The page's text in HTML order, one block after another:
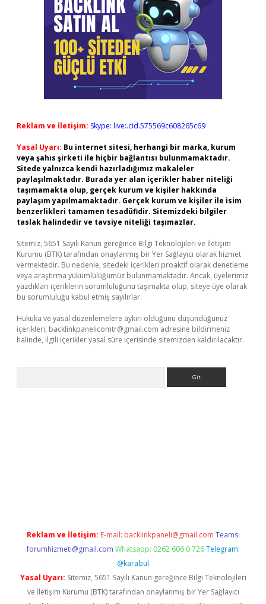
Reklam ve İletişim: Skype: live:.cid.575569c608265c69
Yasal Uyarı: Bu internet sitesi, herhangi bir marka, kurum
veya şahıs şirketi ile hiçbir bağlantısı bulunmamaktadır.
Sitede yalnızca kendi hazırladığımız makaleler
paylaşılmaktadır. Burada yer alan içerikler haber niteliği
taşımamakta olup, gerçek kurum ve kişiler hakkında
paylaşım yapılmamaktadır. Gerçek kurum ve kişiler ile isim
benzerlikleri tamamen tesadüfidir. Sitemizdeki bilgiler
taslak halindedir ve tavsiye niteliği taşımazlar.
Sitemiz, 5651 Sayılı Kanun gereğince Bilgi Teknolojileri ve İletişim
Kurumu (BTK) tarafından onaylanmış bir Yer Sağlayıcı olarak hizmet
vermektedir. Bu nedenle, sitedeki içerikleri proaktif olarak denetleme
veya araştırma yükümlülüğümüz bulunmamaktadır. Ancak, üyelerimiz
yazdıkları içeriklerin sorumluluğunu taşımakta olup, siteye üye olarak
bu sorumluluğu kabul etmiş sayılırlar.
Hukuka ve yasal düzenlemelere aykırı olduğunu düşündüğünüz
içerikleri, backlinkpanelicomtr@gmail.com adresine bildirmeniz
halinde, ilgili içerikler yasal süre içerisinde sitemizden kaldırılacaktır.
Reklam ve İletişim: E-mail: backlinkpaneli@gmail.com Teams:
forumhizmeti@gmail.com Whatsapp: 0262 606 0 726 Telegram:
@karabul
Yasal Uyarı: Sitemiz, 5651 Sayılı Kanun gereğince Bilgi Teknolojileri
ve İletişim Kurumu (BTK) tarafından onaylanmış bir Yer Sağlayıcı